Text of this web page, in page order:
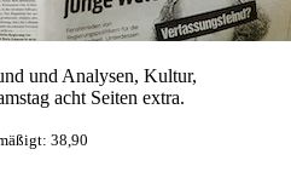
und Analysen, Kultur,
acht Seiten extra.
38,90